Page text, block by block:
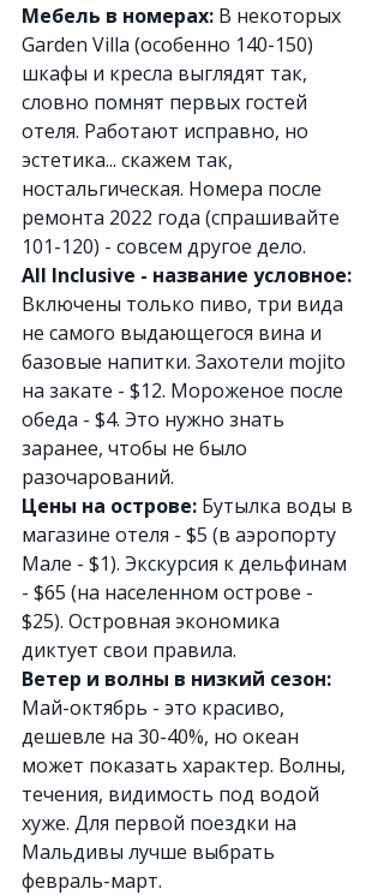
Мебель в номерах: В некоторых
Garden Villa (особенно 140-150)
шкафы и кресла выглядят так,
словно помнят первых гостей
отеля. Работают исправно, но
эстетика... скажем так,
ностальгическая. Номера после
ремонта 2022 года (спрашивайте
101-120) - совсем другое дело.
All Inclusive - название условное:
Включены только пиво, три вида
не самого выдающегося вина и
базовые напитки. Захотели mojito
на закате - $12. Мороженое после
обеда - $4. Это нужно знать
заранее, чтобы не было
разочарований.
Цены на острове: Бутылка воды в
магазине отеля - $5 (в аэропорту
Мале - $1). Экскурсия к дельфинам
- $65 (на населенном острове -
$25). Островная экономика
диктует свои правила.
Ветер и волны в низкий сезон:
Май-октябрь - это красиво,
дешевле на 30-40%, но океан
может показать характер. Волны,
течения, видимость под водой
хуже. Для первой поездки на
Мальдивы лучше выбрать
февраль-март.